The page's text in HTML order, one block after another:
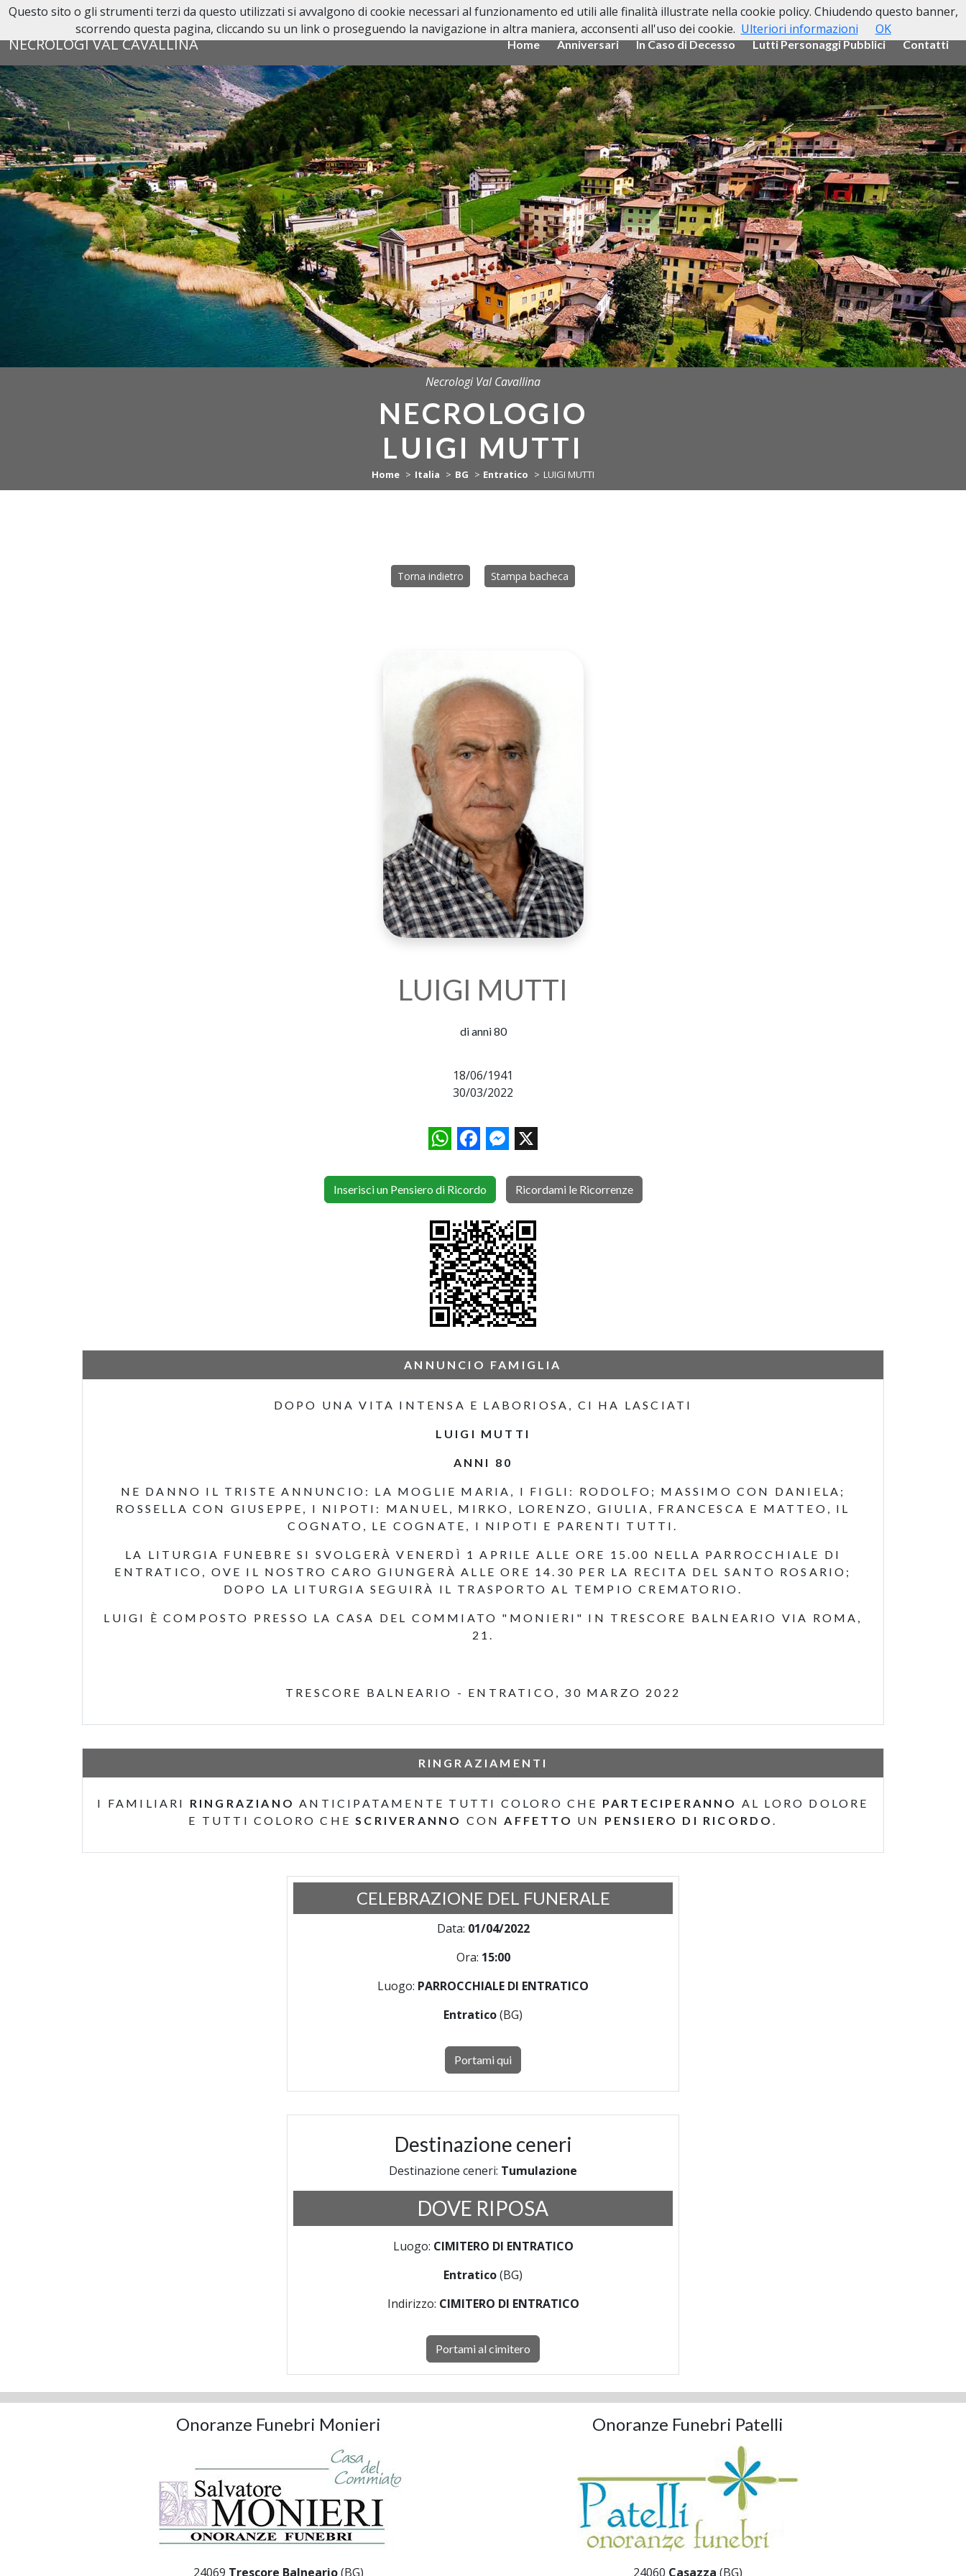
Reperibilità H24: 035 42 58 101
NECROLOGI VAL CAVALLINA Home Anniversari In Caso di Decesso Lutti Personaggi Pubblici Contatti
Necrologi Val Cavallina
NECROLOGIO
LUIGI MUTTI
Home Italia BG Entratico LUIGI MUTTI
Torna indietro Stampa bacheca
LUIGI MUTTI
di anni 80
18/06/1941
30/03/2022
WhatsAppFacebookMessenger
X
Inserisci un Pensiero di Ricordo Ricordami le Ricorrenze
ANNUNCIO FAMIGLIA
DOPO UNA VITA INTENSA E LABORIOSA, CI HA LASCIATI
LUIGI MUTTI
ANNI 80
NE DANNO IL TRISTE ANNUNCIO: LA MOGLIE MARIA, I FIGLI: RODOLFO; MASSIMO CON DANIELA;
ROSSELLA CON GIUSEPPE, I NIPOTI: MANUEL, MIRKO, LORENZO, GIULIA, FRANCESCA E MATTEO, IL
COGNATO, LE COGNATE, I NIPOTI E PARENTI TUTTI.
LA LITURGIA FUNEBRE SI SVOLGERÀ VENERDÌ 1 APRILE ALLE ORE 15.00 NELLA PARROCCHIALE DI
ENTRATICO, OVE IL NOSTRO CARO GIUNGERÀ ALLE ORE 14.30 PER LA RECITA DEL SANTO ROSARIO;
DOPO LA LITURGIA SEGUIRÀ IL TRASPORTO AL TEMPIO CREMATORIO.
LUIGI È COMPOSTO PRESSO LA CASA DEL COMMIATO "MONIERI" IN TRESCORE BALNEARIO VIA ROMA,
21.
TRESCORE BALNEARIO - ENTRATICO, 30 MARZO 2022
RINGRAZIAMENTI
I FAMILIARI RINGRAZIANO ANTICIPATAMENTE TUTTI COLORO CHE PARTECIPERANNO AL LORO DOLORE
E TUTTI COLORO CHESCRIVERANNO CONAFFETTO UN PENSIERO DI RICORDO.
CELEBRAZIONE DEL FUNERALE
Data: 01/04/2022
Ora: 15:00
Luogo: PARROCCHIALE DI ENTRATICO
Entratico(BG)
Portami qui
Destinazione ceneri
Destinazione ceneri: Tumulazione
DOVE RIPOSA
Luogo: CIMITERO DI ENTRATICO
Entratico(BG)
Indirizzo: CIMITERO DI ENTRATICO
Portami al cimitero
Onoranze Funebri Monieri
24069 Trescore Balneario(BG)
Onoranze Funebri Patelli
24060 Casazza (BG)
Questo sito o gli strumenti terzi da questo utilizzati si avvalgono di cookie necessari al funzionamento ed utili alle finalità illustrate nella cookie policy. Chiudendo questo banner,
scorrendo questa pagina, cliccando su un link o proseguendo la navigazione in altra maniera, acconsenti all'uso dei cookie. Ulteriori informazioni OK